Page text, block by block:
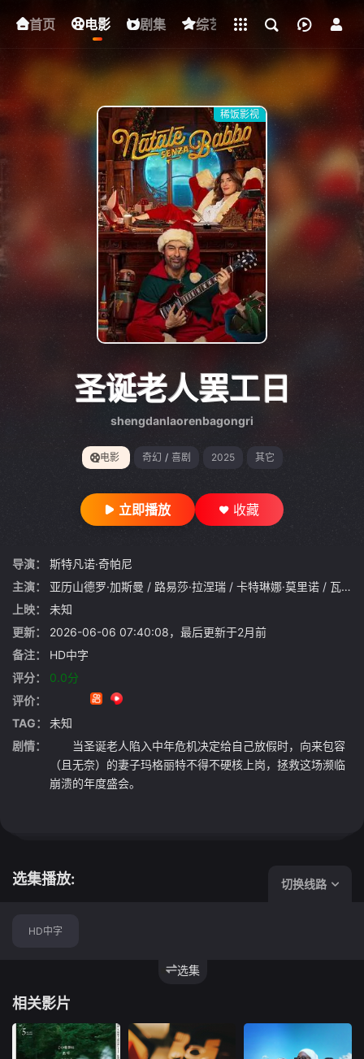
首页 电影 剧集 综艺 动漫 短剧
下载客户端
稀饭影视
圣诞老人罢工日
shengdanlaorenbagongri
电影 奇幻 / 喜剧 2025 其它
立即播放 收藏
导演：
斯特凡诺·奇帕尼
主演：
亚历山德罗·加斯曼 / 路易莎·拉涅瑞 / 卡特琳娜·莫里诺 / 瓦伦蒂娜·罗马尼
上映：
未知
更新：
2026-06-06 07:40:08，最后更新于2月前
备注：
HD中字
评分：
0.0分
评价：
TAG：
未知
剧情：
当圣诞老人陷入中年危机决定给自己放假时，向来包容
（且无奈）的妻子玛格丽特不得不硬核上岗，拯救这场濒临
崩溃的年度盛会。
选集播放: 切换线路
选集
HD中字
相关影片